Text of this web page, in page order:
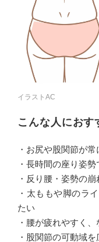
イラストAC
こんな人におす
・お尻や股関節が
・長時間の座り姿
・反り腰・姿勢の
・太ももや脚のラ
たい
・腰が疲れやすく
・股関節の可動域を